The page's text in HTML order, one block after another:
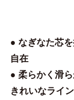
● なぎなた芯
自在
● 柔らかく滑
きれいなライ